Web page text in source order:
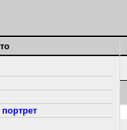
портрет